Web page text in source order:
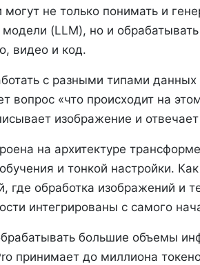
могут не только понимать и
(LLM), но и
видео и код.
с разными типами
вопрос «что происходит на
изображение и
на архитектуре
и тонкой настройки.
где обработка изображений и
интегрированы с самого
большие объемы
принимает до миллиона